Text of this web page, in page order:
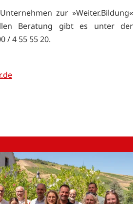
zur »Weiter.Bildung«
Beratung gibt es unter der
/ 4 55 55 20.